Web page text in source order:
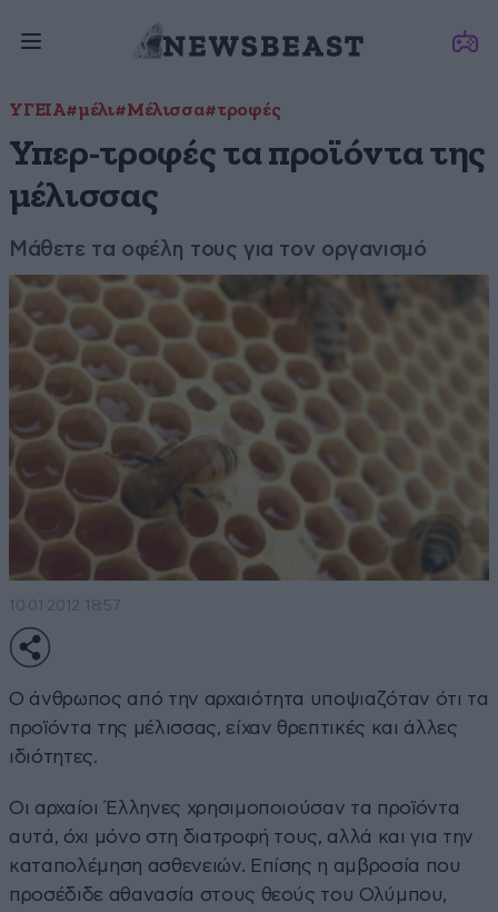
ΥΓΕΙΑ#μέλι#Μέλισσα#τροφές
Υπερ-τροφές τα προϊόντα της
μέλισσας
Μάθετε τα οφέλη τους για τον οργανισμό
10·01·2012 18:57
Ο άνθρωπος από την αρχαιότητα υποψιαζόταν ότι τα
προϊόντα της μέλισσας, είχαν θρεπτικές και άλλες
ιδιότητες.
Οι αρχαίοι Έλληνες χρησιμοποιούσαν τα προϊόντα
αυτά, όχι μόνο στη διατροφή τους, αλλά και για την
καταπολέμηση ασθενειών. Επίσης η αμβροσία που
προσέδιδε αθανασία στους θεούς του Ολύμπου,